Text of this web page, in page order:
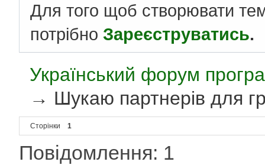
Для того щоб створювати
потрібно Зареєструватись.
Український форум
→ Шукаю партнерів для
Сторінки 1
Повідомлення: 1